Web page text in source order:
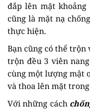
đắp lên mặt
cũng là mặt nạ
thực hiện.
Bạn cũng có thể trộn
trộn đều 3 viên
cùng một lượng mật
và thoa lên mặt
Với những cách